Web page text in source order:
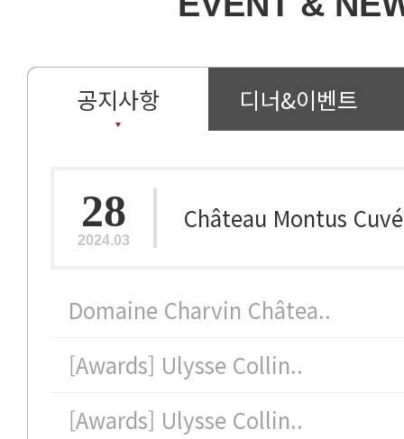
공지사항 디너&이벤트
28
2024.03
Château Montus
Domaine Charvin Châtea..
[Awards] Ulysse Collin..
[Awards] Ulysse Collin..